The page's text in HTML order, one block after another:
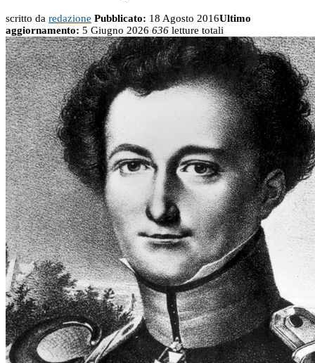
scritto da redazione Pubblicato: 18 Agosto 2016Ultimo
aggiornamento: 5 Giugno 2026 636 letture totali